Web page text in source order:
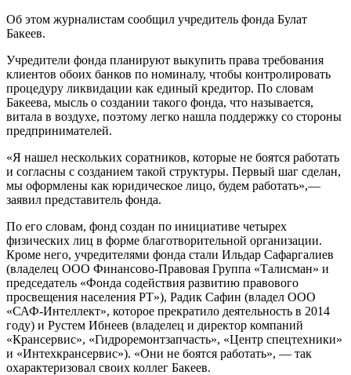
Об этом журналистам сообщил учредитель фонда Булат
Бакеев.
Учредители фонда планируют выкупить права требования
клиентов обоих банков по номиналу, чтобы контролировать
процедуру ликвидации как единый кредитор. По словам
Бакеева, мысль о создании такого фонда, что называется,
витала в воздухе, поэтому легко нашла поддержку со стороны
предпринимателей.
«Я нашел нескольких соратников, которые не боятся работать
и согласны с созданием такой структуры. Первый шаг сделан,
мы оформлены как юридическое лицо, будем работать»,—
заявил представитель фонда.
По его словам, фонд создан по инициативе четырех
физических лиц в форме благотворительной организации.
Кроме него, учредителями фонда стали Ильдар Сафаргалиев
(владелец ООО Финансово-Правовая Группа «Талисман» и
председатель «Фонда содействия развитию правового
просвещения населения РТ»), Радик Сафин (владел ООО
«САФ-Интеллект», которое прекратило деятельность в 2014
году) и Рустем Ибнеев (владелец и директор компаний
«Крансервис», «Гидроремонтзапчасть», «Центр спецтехники»
и «Интехкрансервис»). «Они не боятся работать», — так
охарактеризовал своих коллег Бакеев.